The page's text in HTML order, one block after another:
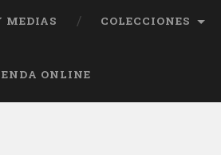
MEDIAS COLECCIONES
ONLINE